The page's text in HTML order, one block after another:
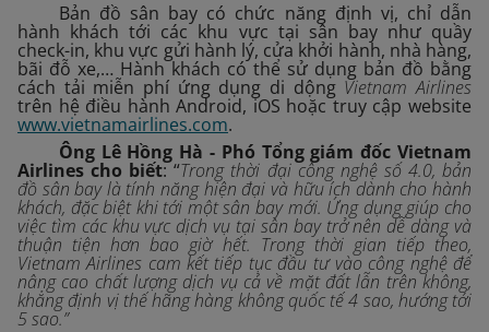
Bản đồ sân bay có chức năng định vị, chỉ dẫn
hành khách tới các khu vực tại sân bay như quầy
check-in, khu vực gửi hành lý, cửa khởi hành, nhà hàng,
bãi đỗ xe,… Hành khách có thể sử dụng bản đồ bằng
cách tải miễn phí ứng dụng di dộng Vietnam Airlines
trên hệ điều hành Android, iOS hoặc truy cập website
www.vietnamairlines.com.
Ông Lê Hồng Hà - Phó Tổng giám đốc Vietnam
Airlines cho biết: “Trong thời đại công nghệ số 4.0, bản
đồ sân bay là tính năng hiện đại và hữu ích dành cho hành
khách, đặc biệt khi tới một sân bay mới. Ứng dụng giúp cho
việc tìm các khu vực dịch vụ tại sân bay trở nên dễ dàng và
thuận tiện hơn bao giờ hết. Trong thời gian tiếp theo,
Vietnam Airlines cam kết tiếp tục đầu tư vào công nghệ để
nâng cao chất lượng dịch vụ cả về mặt đất lẫn trên không,
khẳng định vị thế hãng hàng không quốc tế 4 sao, hướng tới
5 sao.”